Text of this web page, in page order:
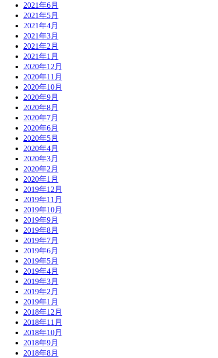
2021年6月
2021年5月
2021年4月
2021年3月
2021年2月
2021年1月
2020年12月
2020年11月
2020年10月
2020年9月
2020年8月
2020年7月
2020年6月
2020年5月
2020年4月
2020年3月
2020年2月
2020年1月
2019年12月
2019年11月
2019年10月
2019年9月
2019年8月
2019年7月
2019年6月
2019年5月
2019年4月
2019年3月
2019年2月
2019年1月
2018年12月
2018年11月
2018年10月
2018年9月
2018年8月